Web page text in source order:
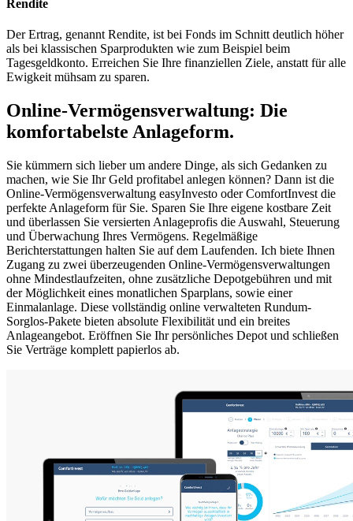
Rendite
Der Ertrag, genannt Rendite, ist bei Fonds im Schnitt deutlich höher
als bei klassischen Sparprodukten wie zum Beispiel beim
Tagesgeldkonto. Erreichen Sie Ihre finanziellen Ziele, anstatt für alle
Ewigkeit mühsam zu sparen.
Online-Vermögensverwaltung: Die
komfortabelste Anlageform.
Sie kümmern sich lieber um andere Dinge, als sich Gedanken zu
machen, wie Sie Ihr Geld profitabel anlegen können? Dann ist die
Online-Vermögensverwaltung easyInvesto oder ComfortInvest die
perfekte Anlageform für Sie. Sparen Sie Ihre eigene kostbare Zeit
und überlassen Sie versierten Anlageprofis die Auswahl, Steuerung
und Überwachung Ihres Vermögens. Regelmäßige
Berichterstattungen halten Sie auf dem Laufenden. Ich biete Ihnen
Zugang zu zwei überzeugenden Online-Vermögensverwaltungen
ohne Mindestlaufzeiten, ohne zusätzliche Depotgebühren und mit
der Möglichkeit eines monatlichen Sparplans, sowie einer
Einmalanlage. Diese vollständig online verwalteten Rundum-
Sorglos-Pakete bieten absolute Flexibilität und ein breites
Anlageangebot. Eröffnen Sie Ihr persönliches Depot und schließen
Sie Verträge komplett papierlos ab.